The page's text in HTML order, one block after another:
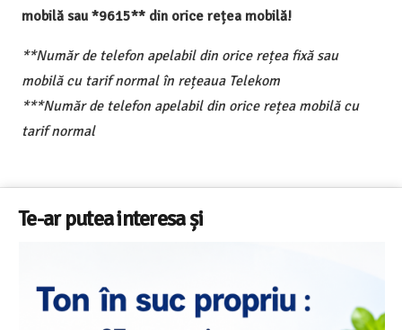
mobilă sau *9615** din orice rețea mobilă!
**Număr de telefon apelabil din orice rețea fixă sau
mobilă cu tarif normal în rețeaua Telekom
***Număr de telefon apelabil din orice rețea mobilă cu
tarif normal
Te-ar putea interesa și